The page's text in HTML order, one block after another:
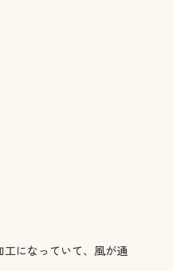
になっていて、風が通